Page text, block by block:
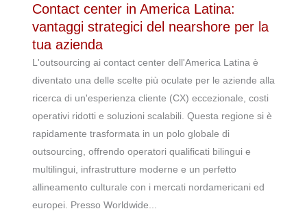
Contact center in America Latina:
vantaggi strategici del nearshore per la
tua azienda
L'outsourcing ai contact center dell'America Latina è
diventato una delle scelte più oculate per le aziende alla
ricerca di un'esperienza cliente (CX) eccezionale, costi
operativi ridotti e soluzioni scalabili. Questa regione si è
rapidamente trasformata in un polo globale di
outsourcing, offrendo operatori qualificati bilingui e
multilingui, infrastrutture moderne e un perfetto
allineamento culturale con i mercati nordamericani ed
europei. Presso Worldwide...